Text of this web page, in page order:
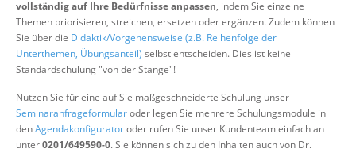
vollständig auf Ihre Bedürfnisse anpassen, indem Sie einzelne
Themen priorisieren, streichen, ersetzen oder ergänzen. Zudem können
Sie über die Didaktik/Vorgehensweise (z.B. Reihenfolge der
Unterthemen, Übungsanteil) selbst entscheiden. Dies ist keine
Standardschulung "von der Stange"!
Nutzen Sie für eine auf Sie maßgeschneiderte Schulung unser
Seminaranfrageformularoder legen Sie mehrere Schulungsmodule in
denAgendakonfiguratoroder rufen Sie unser Kundenteam einfach an
unter0201/649590-0. Sie können sich zu den Inhalten auch von Dr.